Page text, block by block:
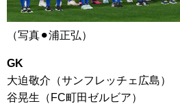
（写真⚫︎浦正弘）
GK
大迫敬介（サンフレッチェ広島）
谷晃生（FC町田ゼルビア）